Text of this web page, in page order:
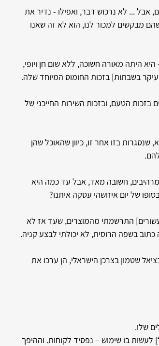
אבל ... לא נרכוש דבר, ואפילו - נדיר את
מבקשים למכור לנו, הוא לא זה שאנו
היתה מאורה חשוכה, ללא שום חן ויופי,
בשבתות] בזכות החומוס המיוחד שלה.
בזכות הטעם, ובזכות השירות החייכני של
בזו אחר זו, כיוון שהאוכל שהן
מרהיבים, חשובה מאד, אבל עד כמה היא
של יום איזושהי עסקה איתנו?
הראשונה שנכנסתי למעדנייות "מניה" ו"טיב טעם" [לפני כ-3 עשורים] התרשמתי מהמוצרים, שעד אז לא
בשפה הרוסית, לא יכולתי לבצע קניה.
שטמון בצרכן הישראלי, הן ערכו את
שלו.
בו שימוש – נפסיד לקוחות. וההיפך